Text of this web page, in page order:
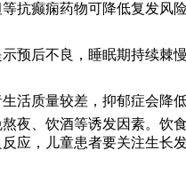
抗癫痫药物可降低复发风
预后不良，睡眠期持续棘
活质量较差，抑郁症会降
夜、饮酒等诱发因素。饮
应，儿童患者要关注生长